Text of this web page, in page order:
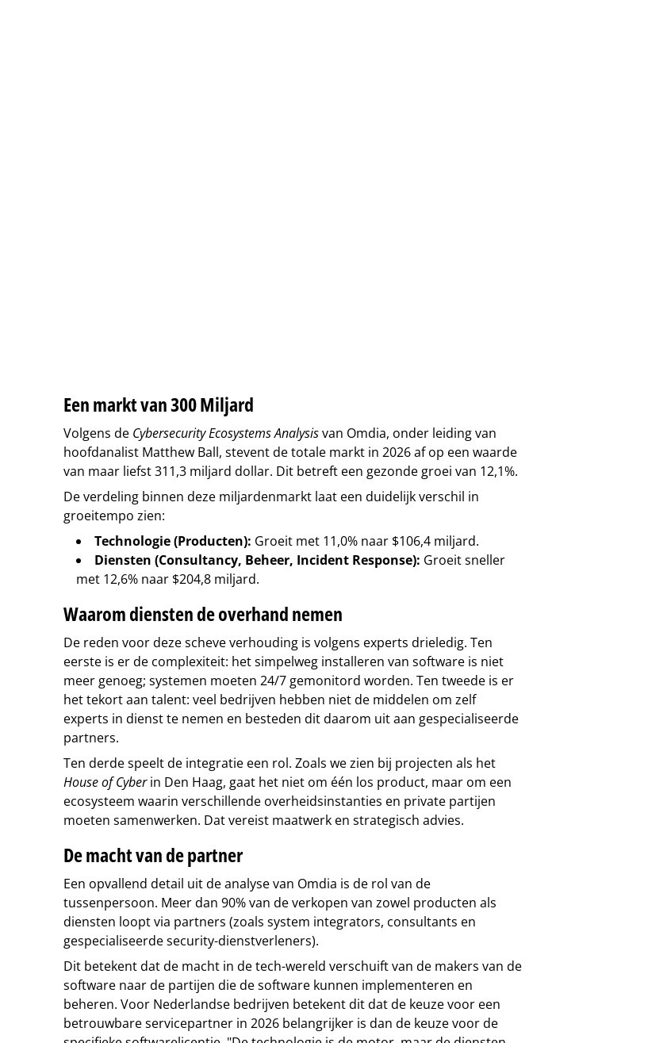
Een markt van 300 Miljard
Volgens de Cybersecurity Ecosystems Analysisvan Omdia, onder leiding van
hoofdanalist Matthew Ball, stevent de totale markt in 2026 af op een waarde
van maar liefst 311,3 miljard dollar. Dit betreft een gezonde groei van 12,1%.
De verdeling binnen deze miljardenmarkt laat een duidelijk verschil in
groeitempo zien:
Technologie (Producten): Groeit met 11,0% naar $106,4 miljard.
Diensten (Consultancy, Beheer, Incident Response): Groeit sneller
met 12,6% naar $204,8 miljard.
Waarom diensten de overhand nemen
De reden voor deze scheve verhouding is volgens experts drieledig. Ten
eerste is er de complexiteit: het simpelweg installeren van software is niet
meer genoeg; systemen moeten 24/7 gemonitord worden. Ten tweede is er
het tekort aan talent: veel bedrijven hebben niet de middelen om zelf
experts in dienst te nemen en besteden dit daarom uit aan gespecialiseerde
partners.
Ten derde speelt de integratie een rol. Zoals we zien bij projecten als het
House of Cyberin Den Haag, gaat het niet om één los product, maar om een
ecosysteem waarin verschillende overheidsinstanties en private partijen
moeten samenwerken. Dat vereist maatwerk en strategisch advies.
De macht van de partner
Een opvallend detail uit de analyse van Omdia is de rol van de
tussenpersoon. Meer dan 90% van de verkopen van zowel producten als
diensten loopt via partners (zoals system integrators, consultants en
gespecialiseerde security-dienstverleners).
Dit betekent dat de macht in de tech-wereld verschuift van de makers van de
software naar de partijen die de software kunnen implementeren en
beheren. Voor Nederlandse bedrijven betekent dit dat de keuze voor een
betrouwbare servicepartner in 2026 belangrijker is dan de keuze voor de